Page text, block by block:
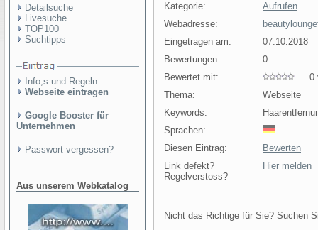
Detailsuche
Livesuche
TOP100
Suchtipps
Info,s und Regeln
Webseite eintragen
Google Booster für
Unternehmen
Passwort vergessen?
Aus unserem Webkatalog
Kategorie:
Aufrufen
Webadresse:
Eingetragen am:
07.10.2018
Bewertungen:
0
Bewertet mit:
0
Thema:
Webseite
Keywords:
Sprachen:
Diesen Eintrag:
Bewerten
Link defekt?
Regelverstoss?
Hier melden
Nicht das Richtige für Sie? Suchen